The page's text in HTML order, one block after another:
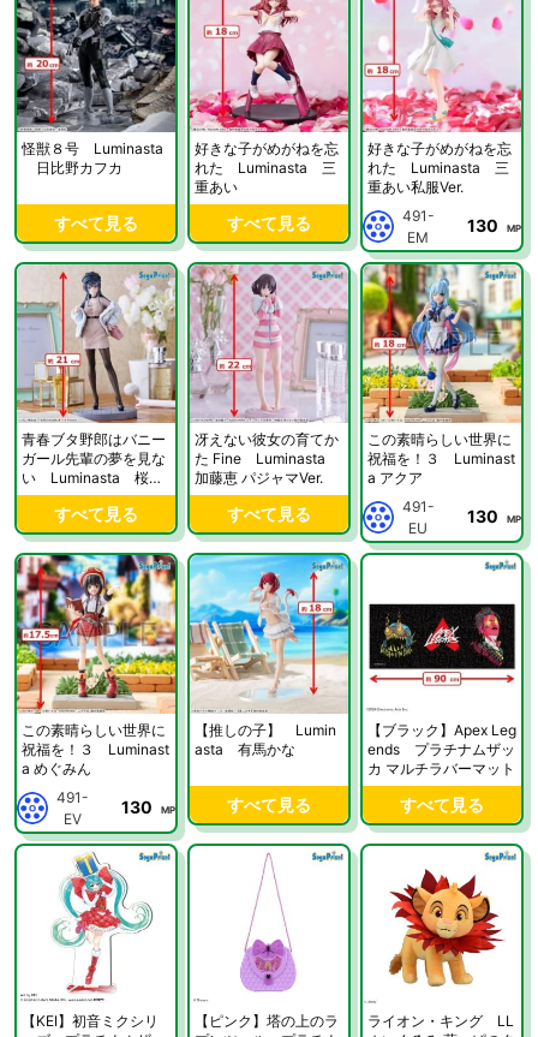
怪獣８号 Luminasta
日比野カフカ
すべて見る
好きな子がめがねを忘
れた Luminasta 三
重あい
すべて見る
好きな子がめがねを忘
れた Luminasta 三
重あい私服Ver.
491-
EM
130 MP
青春ブタ野郎はバニー
ガール先輩の夢を見な
い Luminasta 桜島
麻衣 ～casual clothes
すべて見る
冴えない彼女の育てか
た Fine Luminasta
加藤恵 パジャマVer.
すべて見る
この素晴らしい世界に
祝福を！３ Luminast
a アクア
491-
EU
130 MP
この素晴らしい世界に
祝福を！３ Luminast
a めぐみん
491-
EV
130 MP
【推しの子】 Lumin
asta 有馬かな
すべて見る
【ブラック】Apex Leg
ends プラチナムザッ
カ マルチラバーマット
すべて見る
【KEI】初音ミクシリ
【ピンク】塔の上のラ
ライオン・キング LL